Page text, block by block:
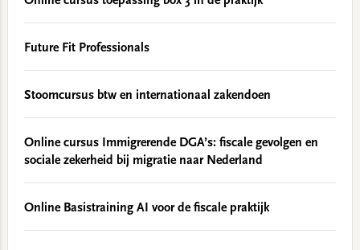
Future Fit Professionals
Stoomcursus btw en internationaal zakendoen
Online cursus Immigrerende DGA’s: fiscale gevolgen en
sociale zekerheid bij migratie naar Nederland
Online Basistraining AI voor de fiscale praktijk